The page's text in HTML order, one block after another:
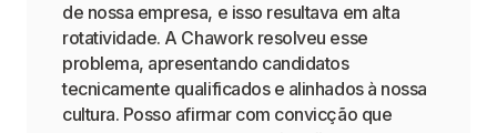
de nossa empresa, e isso resultava em alta
rotatividade. A Chawork resolveu esse
problema, apresentando candidatos
tecnicamente qualificados e alinhados à nossa
cultura. Posso afirmar com convicção que